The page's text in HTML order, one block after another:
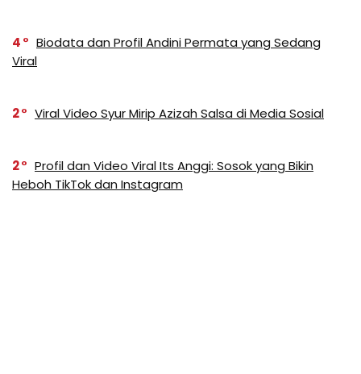
4
Biodata dan Profil Andini Permata yang Sedang
Viral
2 Viral Video Syur Mirip Azizah Salsa di Media Sosial
2
Profil dan Video Viral Its Anggi: Sosok yang Bikin
Heboh TikTok dan Instagram